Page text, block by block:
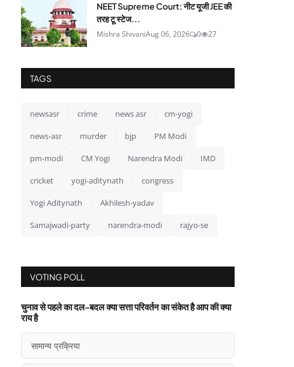
NEET Supreme Court: नीट यूजी JEE की
तरह टू स्टेज...
Mishra ShivaniAug 06, 2026 0 27
TAGS
newsasr crime news asr cm-yogi
news-asr murder bjp PM Modi
pm-modi CM Yogi Narendra Modi IMD
cricket yogi-aditynath congress
Yogi Aditynath Akhilesh-yadav
Samajwadi-party narendra-modi rajyo-se
VOTING POLL
चुनाव से पहले का दल-बदल क्या सत्ता परिवर्तन का संकेत है आप की क्या
राय है
सामान्य प्रक्रिया